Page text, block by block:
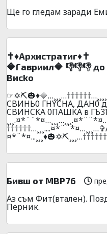
Ще го гледам заради
✝️♦️Apxиcтpaтиг♦️✝️
🔷Гaвpиил🔷 👎👎👎 до
Bиcko
CBИHЬ0 ГHYCHA, ДAH0
CBИHCKA 0ПAШKA в
Бивш от МВР76
Аз съм Фит(втален).
Перник.